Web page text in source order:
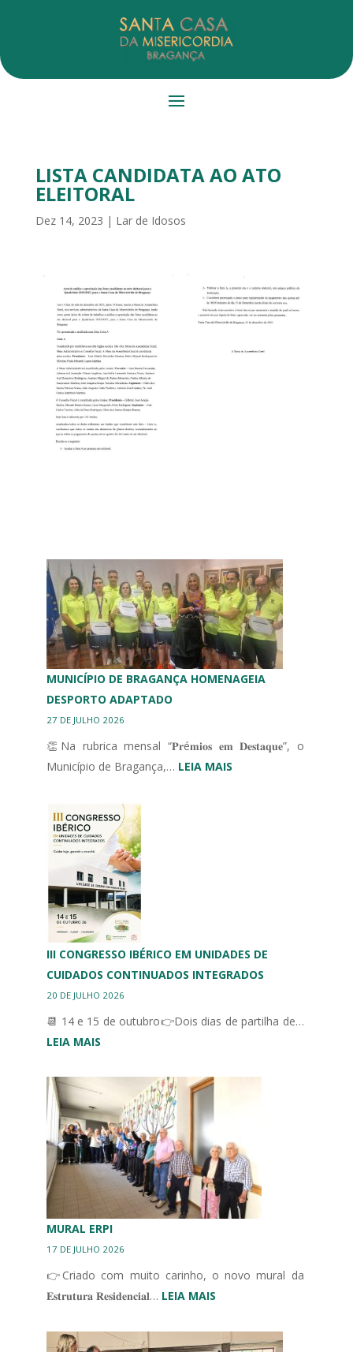
LISTA CANDIDATA AO ATO
ELEITORAL
Dez 14, 2023 | Lar de Idosos
MUNICÍPIO DE BRAGANÇA HOMENAGEIA
DESPORTO ADAPTADO
27 DE JULHO 2026
👏Na rubrica mensal “𝐏𝐫é𝐦𝐢𝐨𝐬 𝐞𝐦 𝐃𝐞𝐬𝐭𝐚𝐪𝐮𝐞”, o
Município de Bragança,… LEIA MAIS:
III CONGRESSO IBÉRICO EM UNIDADES DE
CUIDADOS CONTINUADOS INTEGRADOS
20 DE JULHO 2026
📆 14 e 15 de outubro👉Dois dias de partilha de…
LEIA MAIS:
CONGRESSO
IBÉRICO
EM
UNIDADES
DE
CUIDADOS
CONTINUADOS
INTEGRADOS
MURAL ERPI
17 DE JULHO 2026
👉Criado com muito carinho, o novo mural da
𝐄𝐬𝐭𝐫𝐮𝐭𝐮𝐫𝐚 𝐑𝐞𝐬𝐢𝐝𝐞𝐧𝐜𝐢𝐚𝐥… LEIA MAIS:
ERPI